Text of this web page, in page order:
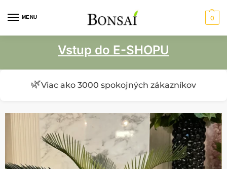
MENU 0
Vstup do E-SHOPU
🌿Viac ako 3000 spokojných zákazníkov